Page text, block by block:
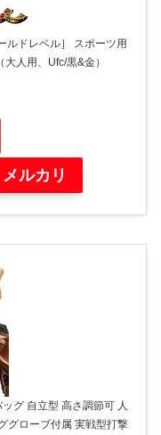
ルドレベル］ スポーツ用
人用、Ufc/黒&金）
メルカリ
グ 自立型 高さ調節可 人
グローブ付属 実戦型打撃